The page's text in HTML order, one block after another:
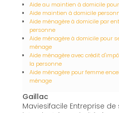
Aide au maintien à domicile
Aide maintien à domicile
Aide ménagère à domicile par
personne
Aide ménagère à domicile pour
ménage
Aide ménagère avec crédit
la personne
Aide ménagère pour femme
ménage
Gaillac
Maviesifacile Entreprise